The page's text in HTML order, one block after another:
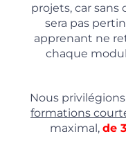
projets, car
sera pas
apprenant ne
chaque
Nous
formations
maximal, de